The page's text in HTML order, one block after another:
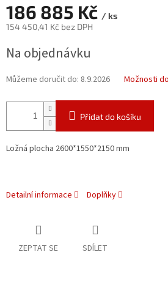
186 885 Kč / ks
154 450,41 Kč bez DPH
cena:
Na objednávku
Můžeme doručit do: 8.9.2026 Možnosti
Přidat do košíku
Ložná plocha 2600*1550*2150 mm
Detailní informace Doplňky
ZEPTAT SE SDÍLET